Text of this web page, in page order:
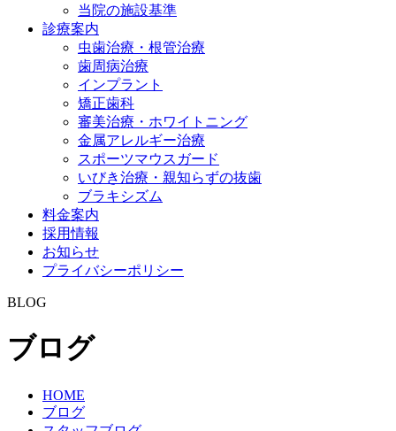
当院の施設基準
診療案内
虫歯治療・根管治療
歯周病治療
インプラント
矯正歯科
審美治療・ホワイトニング
金属アレルギー治療
スポーツマウスガード
いびき治療・親知らずの抜歯
ブラキシズム
料金案内
採用情報
お知らせ
プライバシーポリシー
BLOG
ブログ
HOME
ブログ